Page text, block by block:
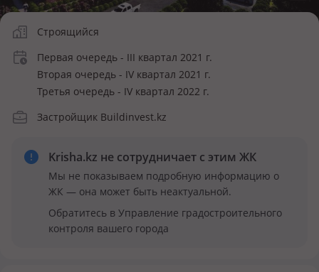
Строящийся
Первая очередь - III квартал 2021 г.
Вторая очередь - IV квартал 2021 г.
Третья очередь - IV квартал 2022 г.
Застройщик Buildinvest.kz
Krisha.kz не сотрудничает с этим ЖК
Мы не показываем подробную информацию о
ЖК — она может быть неактуальной.
Обратитесь в Управление градостроительного
контроля вашего города